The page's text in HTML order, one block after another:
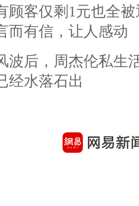
顾客仅剩1元也全
而有信，让人感动
波后，周杰伦私生
经水落石出